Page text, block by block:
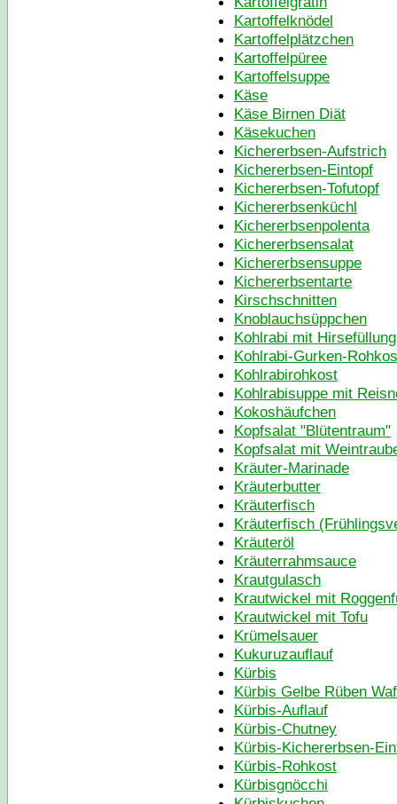
Kartoffelknödel
Kartoffelplätzchen
Kartoffelpüree
Kartoffelsuppe
Käse
Käse Birnen Diät
Käsekuchen
Kichererbsen-Aufstrich
Kichererbsen-Eintopf
Kichererbsen-Tofutopf
Kichererbsenküchl
Kichererbsenpolenta
Kichererbsensalat
Kichererbsensuppe
Kichererbsentarte
Kirschschnitten
Knoblauchsüppchen
Kohlrabi mit Hirsefüllung
Kohlrabi-Gurken-
Kohlrabirohkost
Kohlrabisuppe mit
Kokoshäufchen
Kopfsalat "Blütentraum"
Kopfsalat mit
Kräuter-Marinade
Kräuterbutter
Kräuterfisch
Kräuterfisch
Kräuteröl
Kräuterrahmsauce
Krautgulasch
Krautwickel mit
Krautwickel mit Tofu
Krümelsauer
Kukuruzauflauf
Kürbis
Kürbis Gelbe Rüben
Kürbis-Auflauf
Kürbis-Chutney
Kürbis-Kichererbsen-
Kürbis-Rohkost
Kürbisgnöcchi